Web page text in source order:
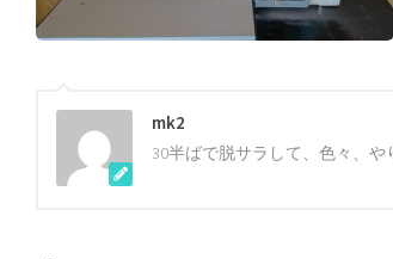
mk2
30半ばで脱サラして、色々、や